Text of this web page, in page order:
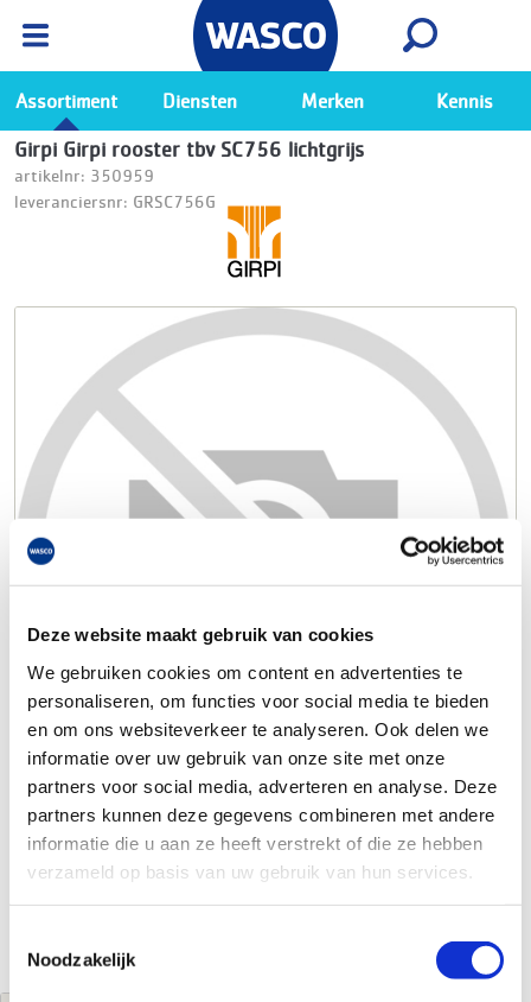
Deze website maakt gebruik van cookies
We gebruiken cookies om content en advertenties te
personaliseren, om functies voor social media te bieden
en om ons websiteverkeer te analyseren. Ook delen we
informatie over uw gebruik van onze site met onze
partners voor social media, adverteren en analyse. Deze
partners kunnen deze gegevens combineren met andere
informatie die u aan ze heeft verstrekt of die ze hebben
verzameld op basis van uw gebruik van hun services.
Noodzakelijk
Ga naar de Wasco app
Bekijk
Assortiment Diensten Merken Kennis
Girpi Girpi rooster tbv SC756 lichtgrijs
artikelnr: 350959
leveranciersnr: GRSC756G